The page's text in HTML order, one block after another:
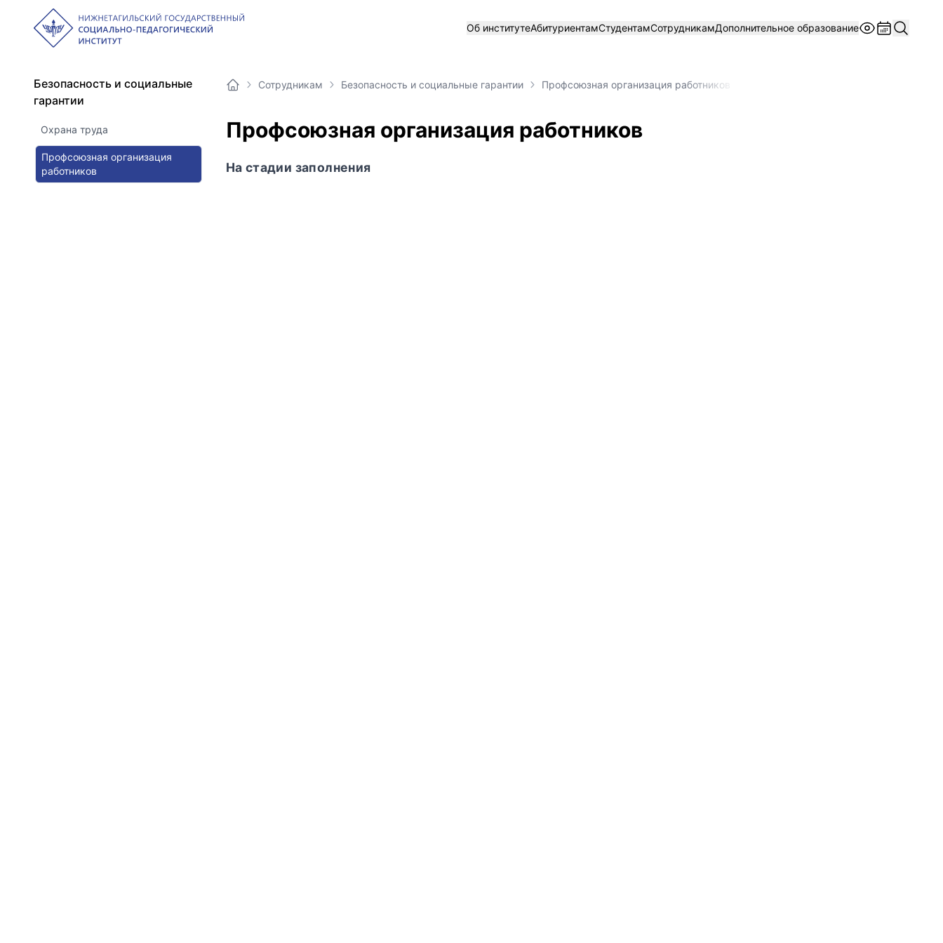
Об институтеАбитуриентамСтудентамСотрудникамДополнительное образование
Безопасность и социальные
гарантии
Охрана труда
Профсоюзная организация
работников
Сотрудникам Безопасность и социальные гарантии Профсоюзная организация работников
Профсоюзная организация работников
На стадии заполнения